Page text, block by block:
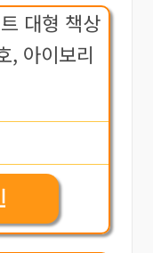
대형 책상
, 아이보리